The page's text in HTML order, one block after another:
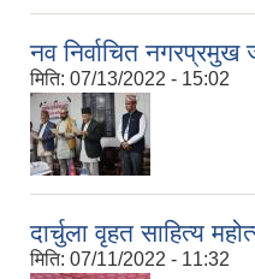
नव निर्वाचित
मिति: 07/13/2022 - 15:02
दार्चुला वृहत साहित्य
मिति: 07/11/2022 - 11:32